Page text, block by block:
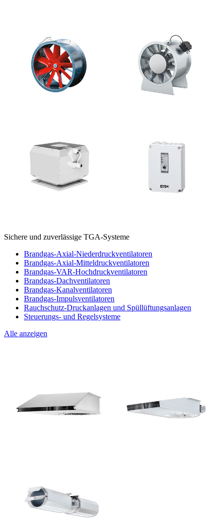
Sichere und zuverlässige TGA-Systeme
Brandgas-Axial-Niederdruckventilatoren
Brandgas-Axial-Mitteldruckventilatoren
Brandgas-VAR-Hochdruckventilatoren
Brandgas-Dachventilatoren
Brandgas-Kanalventilatoren
Brandgas-Impulsventilatoren
Rauchschutz-Druckanlagen und Spüllüftungsanlagen
Steuerungs- und Regelsysteme
Alle anzeigen